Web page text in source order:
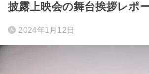
披露上映会の舞台挨拶レポ
2024年1月12日